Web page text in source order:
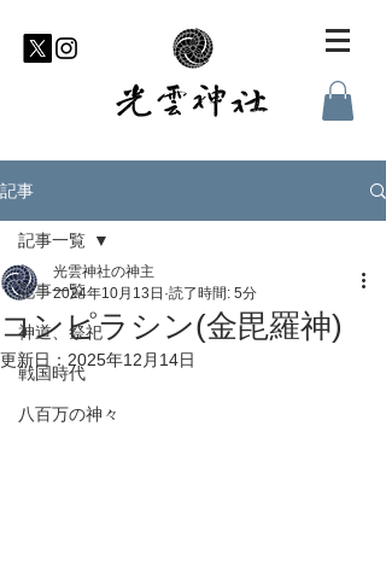
記事
記事一覧
神道、祭祀
戦国時代
八百万の神々
記事一覧
コンピラシン(金毘羅神)
光雲神社の神主
2024年10月13日 読了時間: 5分
更新日：2025年12月14日